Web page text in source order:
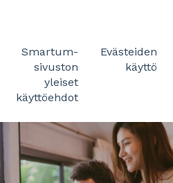
alavalikko
Smartum-
sivuston
yleiset
käyttöehdot
Evästeiden
käyttö